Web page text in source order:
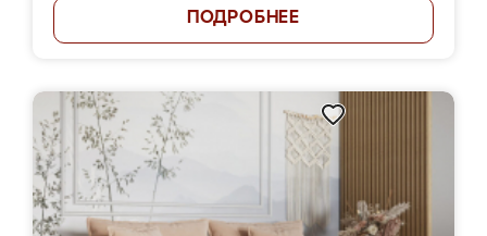
ПОДРОБНЕЕ